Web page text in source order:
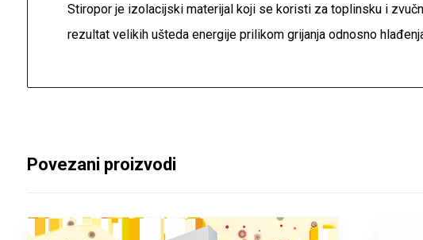
Stiropor je izolacijski materijal koji se koristi za toplinsku i
rezultat velikih ušteda energije prilikom grijanja odnosno
Povezani proizvodi